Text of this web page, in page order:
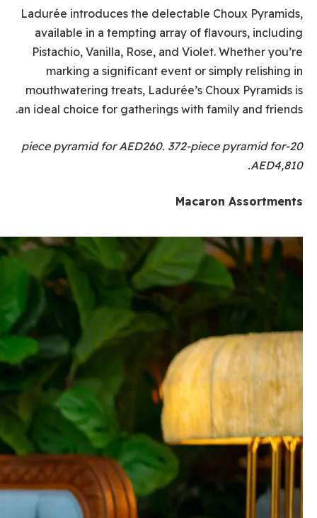
Ladurée introduces the delectable Choux Pyramids,
available in a tempting array of flavours, including
Pistachio, Vanilla, Rose, and Violet. Whether you’re
marking a significant event or simply relishing in
mouthwatering treats, Ladurée’s Choux Pyramids is
an ideal choice for gatherings with family and friends.
20-piece pyramid for AED260. 372-piece pyramid for
AED4,810.
Macaron Assortments